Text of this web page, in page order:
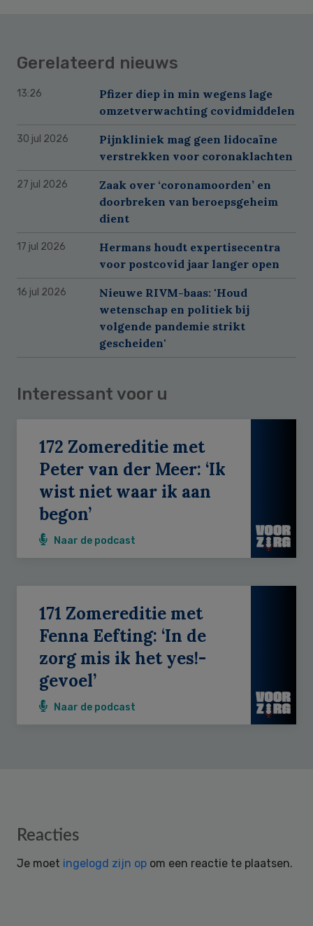
Gerelateerd nieuws
13:26
Pfizer diep in min wegens lage
omzetverwachting covidmiddelen
30 jul 2026
Pijnkliniek mag geen lidocaïne
verstrekken voor coronaklachten
27 jul 2026
Zaak over ‘coronamoorden’ en
doorbreken van beroepsgeheim
dient
17 jul 2026
Hermans houdt expertisecentra
voor postcovid jaar langer open
16 jul 2026
Nieuwe RIVM-baas: 'Houd
wetenschap en politiek bij
volgende pandemie strikt
gescheiden'
Interessant voor u
172 Zomereditie met
Peter van der Meer: ‘Ik
wist niet waar ik aan
begon’
Naar de podcast
171 Zomereditie met
Fenna Eefting: ‘In de
zorg mis ik het yes!-
gevoel’
Naar de podcast
Reader
Reacties
Je moet ingelogd zijn op om een reactie te plaatsen.